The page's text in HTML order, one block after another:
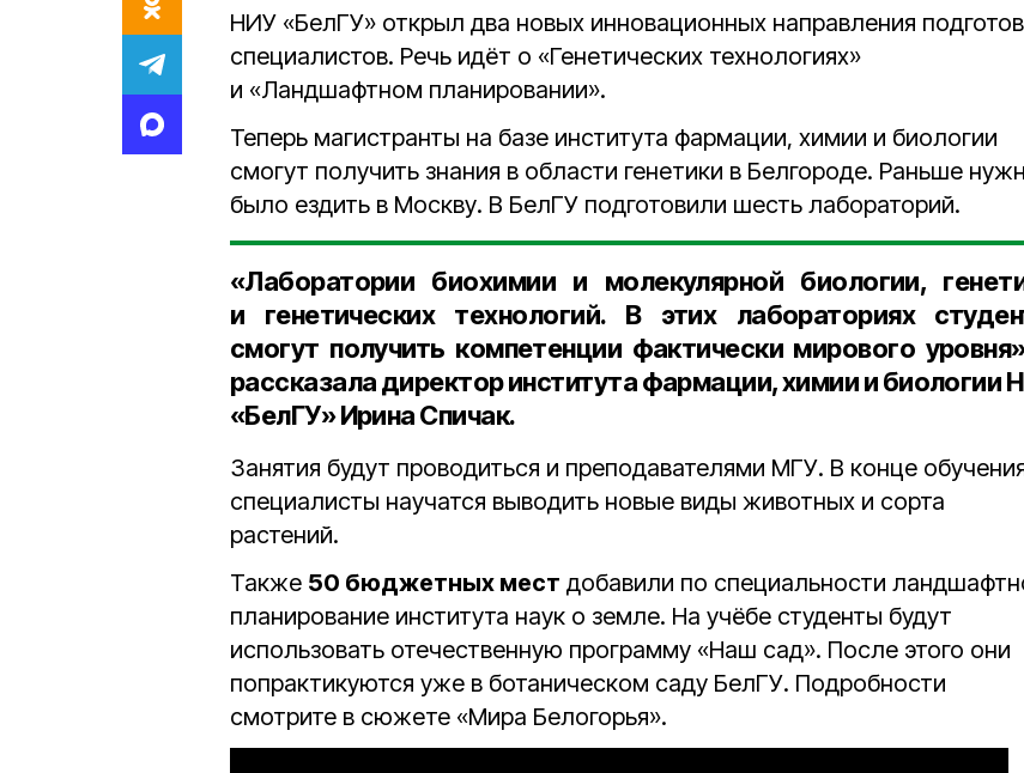
НИУ «БелГУ» открыл два новых инновационных направления
специалистов. Речь идёт о «Генетических технологиях»
и «Ландшафтном планировании».
Теперь магистранты на базе института фармации, химии и биологии
смогут получить знания в области генетики в Белгороде. Раньше
было ездить в Москву. В БелГУ подготовили шесть лабораторий.
«Лаборатории биохимии и молекулярной биологии,
и генетических технологий. В этих лабораториях
смогут получить компетенции фактически мирового
рассказаладиректор института фармации, химии и биологии
«БелГУ» Ирина Спичак.
Занятия будут проводиться и преподавателями МГУ. В конце
специалисты научатся выводить новые виды животных и сорта
растений.
Также 50 бюджетных мест добавили по специальности
планирование института наук о земле. На учёбе студенты будут
использовать отечественную программу «Наш сад». После этого они
попрактикуются уже в ботаническом саду БелГУ. Подробности
смотрите в сюжете «Мира Белогорья».